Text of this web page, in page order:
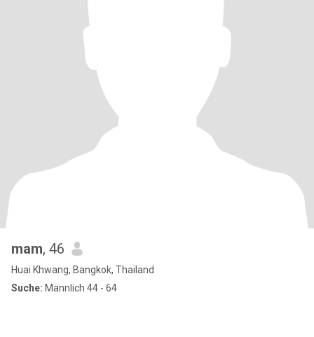
mam, 46
Huai Khwang, Bangkok, Thailand
Suche: Männlich 44 - 64